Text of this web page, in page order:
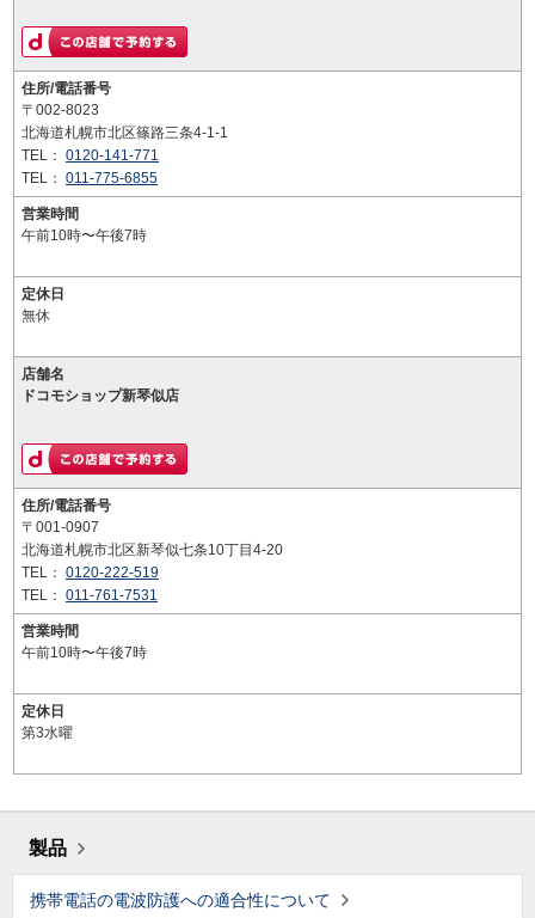
住所/電話番号
〒002-8023
北海道札幌市北区篠路三条4-1-1
TEL： 0120-141-771
TEL： 011-775-6855
営業時間
午前10時〜午後7時
定休日
無休
店舗名
ドコモショップ新琴似店
住所/電話番号
〒001-0907
北海道札幌市北区新琴似七条10丁目4-20
TEL： 0120-222-519
TEL： 011-761-7531
営業時間
午前10時〜午後7時
定休日
第3水曜
製品
携帯電話の電波防護への適合性について